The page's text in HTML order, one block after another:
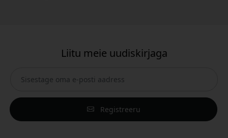
Liitu meie uudiskirjaga
Registreeru